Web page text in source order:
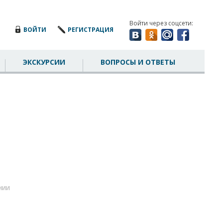
ВОЙТИ РЕГИСТРАЦИЯ
Войти через соцсети:
ЭКСКУРСИИ ВОПРОСЫ И ОТВЕТЫ